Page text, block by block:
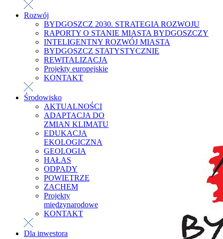
Rozwój
BYDGOSZCZ 2030. STRATEGIA ROZWOJU
RAPORTY O STANIE MIASTA BYDGOSZCZY
INTELIGENTNY ROZWÓJ MIASTA
BYDGOSZCZ STATYSTYCZNIE
REWITALIZACJA
Projekty europejskie
KONTAKT
Środowisko
AKTUALNOŚCI
ADAPTACJA DO
ZMIAN KLIMATU
EDUKACJA
EKOLOGICZNA
GEOLOGIA
HAŁAS
ODPADY
POWIETRZE
ZACHEM
Projekty
międzynarodowe
KONTAKT
Dla inwestora